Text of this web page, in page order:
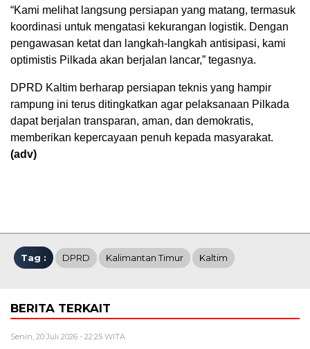
“Kami melihat langsung persiapan yang matang, termasuk
koordinasi untuk mengatasi kekurangan logistik. Dengan
pengawasan ketat dan langkah-langkah antisipasi, kami
optimistis Pilkada akan berjalan lancar,” tegasnya.
DPRD Kaltim berharap persiapan teknis yang hampir
rampung ini terus ditingkatkan agar pelaksanaan Pilkada
dapat berjalan transparan, aman, dan demokratis,
memberikan kepercayaan penuh kepada masyarakat.
(adv)
Tag : DPRD Kalimantan Timur Kaltim
BERITA TERKAIT
Senin, 20 Juli 2026 - 22:25 WITA